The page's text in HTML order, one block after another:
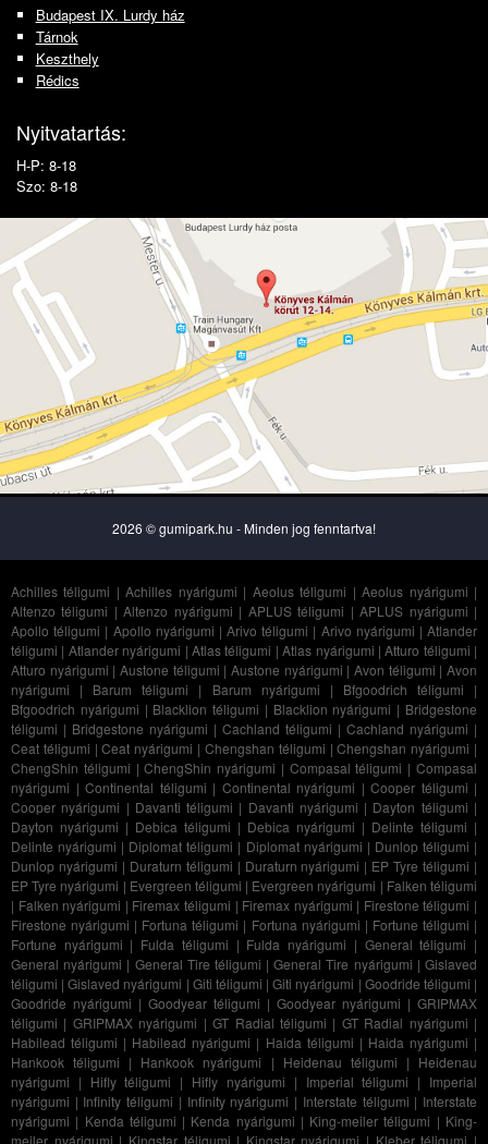
Budapest IX. Lurdy ház
Tárnok
Keszthely
Rédics
Nyitvatartás:
H-P: 8-18
Szo: 8-18
2026 © gumipark.hu - Minden jog fenntartva!
Achilles téligumi |Achilles nyárigumi | Aeolus téligumi |Aeolus nyárigumi |
Altenzo téligumi |Altenzo nyárigumi | APLUS téligumi |APLUS nyárigumi |
Apollo téligumi | Apollo nyárigumi |Arivo téligumi | Arivo nyárigumi |Atlander
téligumi | Atlander nyárigumi | Atlas téligumi |Atlas nyárigumi |Atturo téligumi |
Atturo nyárigumi |Austone téligumi |Austone nyárigumi |Avon téligumi |Avon
nyárigumi | Barum téligumi | Barum nyárigumi | Bfgoodrich téligumi |
Bfgoodrich nyárigumi | Blacklion téligumi | Blacklion nyárigumi | Bridgestone
téligumi | Bridgestone nyárigumi | Cachland téligumi | Cachland nyárigumi |
Ceat téligumi |Ceat nyárigumi | Chengshan téligumi |Chengshan nyárigumi |
ChengShin téligumi |ChengShin nyárigumi | Compasal téligumi |Compasal
nyárigumi | Continental téligumi | Continental nyárigumi | Cooper téligumi |
Cooper nyárigumi | Davanti téligumi | Davanti nyárigumi | Dayton téligumi |
Dayton nyárigumi | Debica téligumi | Debica nyárigumi | Delinte téligumi |
Delinte nyárigumi | Diplomat téligumi | Diplomat nyárigumi | Dunlop téligumi |
Dunlop nyárigumi | Duraturn téligumi | Duraturn nyárigumi | EP Tyre téligumi |
EP Tyre nyárigumi | Evergreen téligumi | Evergreen nyárigumi | Falken téligumi
| Falken nyárigumi | Firemax téligumi | Firemax nyárigumi | Firestone téligumi |
Firestone nyárigumi | Fortuna téligumi | Fortuna nyárigumi | Fortune téligumi |
Fortune nyárigumi | Fulda téligumi | Fulda nyárigumi | General téligumi |
General nyárigumi | General Tire téligumi |General Tire nyárigumi |Gislaved
téligumi |Gislaved nyárigumi | Giti téligumi |Giti nyárigumi | Goodride téligumi |
Goodride nyárigumi | Goodyear téligumi | Goodyear nyárigumi | GRIPMAX
téligumi | GRIPMAX nyárigumi |GT Radial téligumi | GT Radial nyárigumi |
Habilead téligumi | Habilead nyárigumi | Haida téligumi | Haida nyárigumi |
Hankook téligumi | Hankook nyárigumi | Heidenau téligumi | Heidenau
nyárigumi | Hifly téligumi | Hifly nyárigumi | Imperial téligumi | Imperial
nyárigumi | Infinity téligumi | Infinity nyárigumi | Interstate téligumi | Interstate
nyárigumi | Kenda téligumi | Kenda nyárigumi | King-meiler téligumi | King-
meiler nyárigumi | Kingstar téligumi | Kingstar nyárigumi | Kleber téligumi |